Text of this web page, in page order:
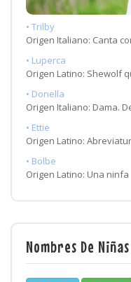
• Trilby
Origen Italiano: Canta
• Luperca
Origen Latino: Shewolf
• Donella
Origen Italiano: Dama.
• Ettie
Origen Latino:
• Bolbe
Origen Latino: Una ninfa
Nombres De